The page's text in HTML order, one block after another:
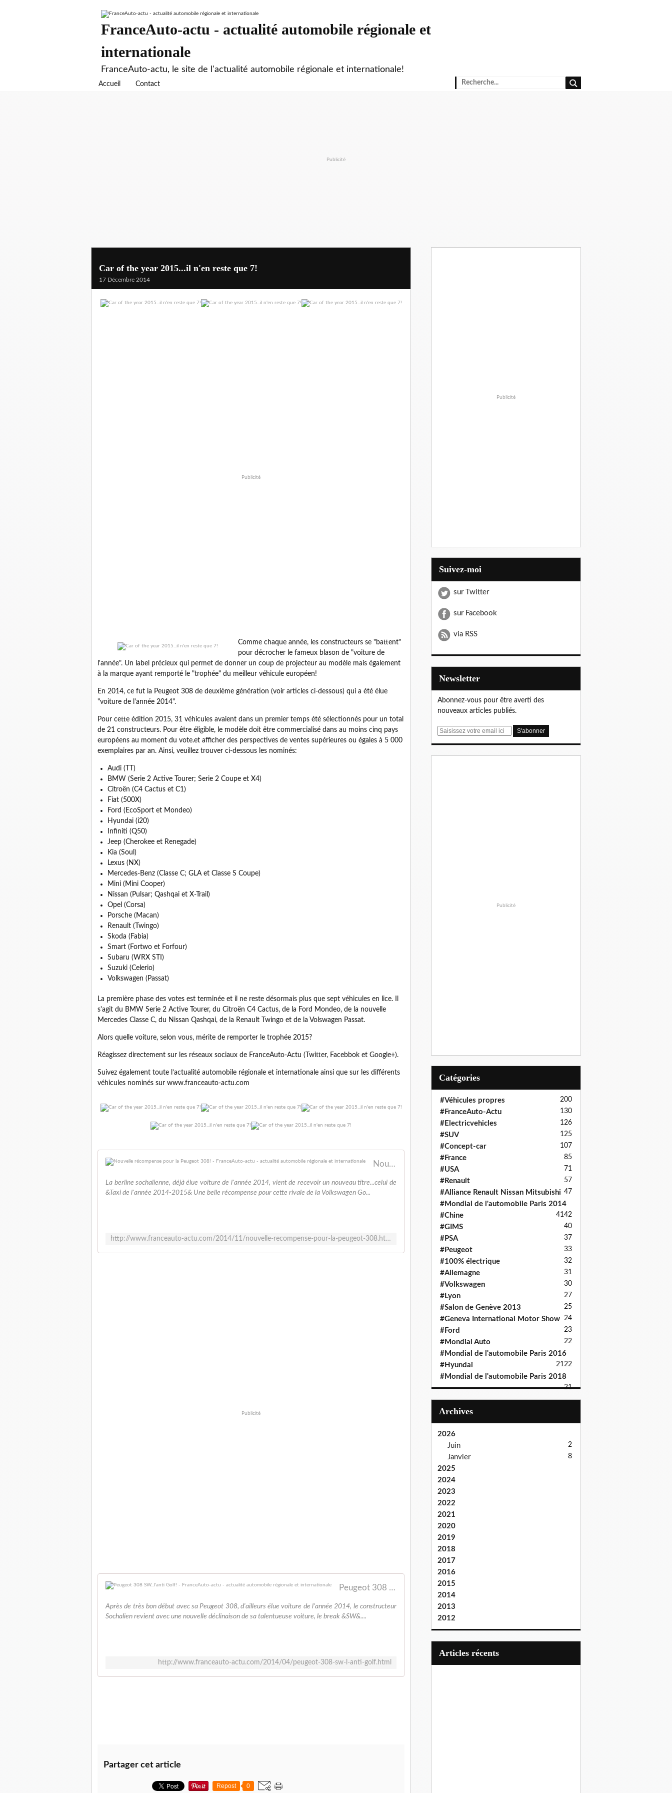
FranceAuto-actu - actualité automobile régionale et
internationale
FranceAuto-actu, le site de l'actualité automobile régionale et internationale!
Accueil Contact
Publicité
Car of the year 2015...il n'en reste que 7!
17 Décembre 2014
Publicité
Comme chaque année, les constructeurs se "battent"
pour décrocher le fameux blason de "voiture de
l'année". Un label précieux qui permet de donner un coup de projecteur au modèle mais également
à la marque ayant remporté le "trophée" du meilleur véhicule européen!
En 2014, ce fut la Peugeot 308 de deuxième génération (voir articles ci-dessous) qui a été élue
"voiture de l'année 2014".
Pour cette édition 2015, 31 véhicules avaient dans un premier temps été sélectionnés pour un total
de 21 constructeurs. Pour être éligible, le modèle doit être commercialisé dans au moins cinq pays
européens au moment du vote.et afficher des perspectives de ventes supérieures ou égales à 5 000
exemplaires par an. Ainsi, veuillez trouver ci-dessous les nominés:
Audi (TT)
BMW (Serie 2 Active Tourer; Serie 2 Coupe et X4)
Citroën (C4 Cactus et C1)
Fiat (500X)
Ford (EcoSport et Mondeo)
Hyundai (i20)
Infiniti (Q50)
Jeep (Cherokee et Renegade)
Kia (Soul)
Lexus (NX)
Mercedes-Benz (Classe C; GLA et Classe S Coupe)
Mini (Mini Cooper)
Nissan (Pulsar; Qashqai et X-Trail)
Opel (Corsa)
Porsche (Macan)
Renault (Twingo)
Skoda (Fabia)
Smart (Fortwo et Forfour)
Subaru (WRX STI)
Suzuki (Celerio)
Volkswagen (Passat)
La première phase des votes est terminée et il ne reste désormais plus que sept véhicules en lice. Il
s'agit du BMW Serie 2 Active Tourer, du Citroën C4 Cactus, de la Ford Mondeo, de la nouvelle
Mercedes Classe C, du Nissan Qashqai, de la Renault Twingo et de la Volswagen Passat.
Alors quelle voiture, selon vous, mérite de remporter le trophée 2015?
Réagissez directement sur les réseaux sociaux de FranceAuto-Actu (Twitter, Facebbok et Google+).
Suivez également toute l’actualité automobile régionale et internationale ainsi que sur les différents
véhicules nominés sur www.franceauto-actu.com
Nouvelle récompense pour la Peugeot 308! - FranceAuto-actu - actualité automobile régionale et internationale
La berline sochalienne, déjà élue voiture de l'année 2014, vient de recevoir un nouveau titre...celui de
&Taxi de l'année 2014-2015& Une belle récompense pour cette rivale de la Volkswagen Go...
http://www.franceauto-actu.com/2014/11/nouvelle-recompense-pour-la-peugeot-308.html
Publicité
Peugeot 308 SW...l'anti Golf! - FranceAuto-actu - actualité automobile régionale et internationale
Après de très bon début avec sa Peugeot 308, d'ailleurs élue voiture de l'année 2014, le constructeur
Sochalien revient avec une nouvelle déclinaison de sa talentueuse voiture, le break &SW&....
http://www.franceauto-actu.com/2014/04/peugeot-308-sw-l-anti-golf.html
Partager cet article
Repost 0
Publicité
Suivez-moi
sur Twitter
sur Facebook
via RSS
Newsletter
Abonnez-vous pour être averti des
nouveaux articles publiés.
E
Publicité
Catégories
#Véhicules propres 200
#FranceAuto-Actu 130
#Electricvehicles 126
#SUV 125
#Concept-car 107
#France 85
#USA 71
#Renault 57
#Alliance Renault Nissan Mitsubishi 47
#Mondial de l'automobile Paris 2014
42
#Chine 41
#GIMS 40
#PSA 37
#Peugeot 33
#100% électrique 32
#Allemagne 31
#Volkswagen 30
#Lyon 27
#Salon de Genève 2013 25
#Geneva International Motor Show 24
#Ford 23
#Mondial Auto 22
#Mondial de l'automobile Paris 2016
22
#Hyundai 21
#Mondial de l'automobile Paris 2018
21
Archives
2026
Juin
2
Janvier 8
2025
2024
2023
2022
2021
2020
2019
2018
2017
2016
2015
2014
2013
2012
articles récents